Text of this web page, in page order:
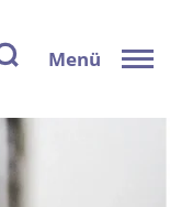
Menü